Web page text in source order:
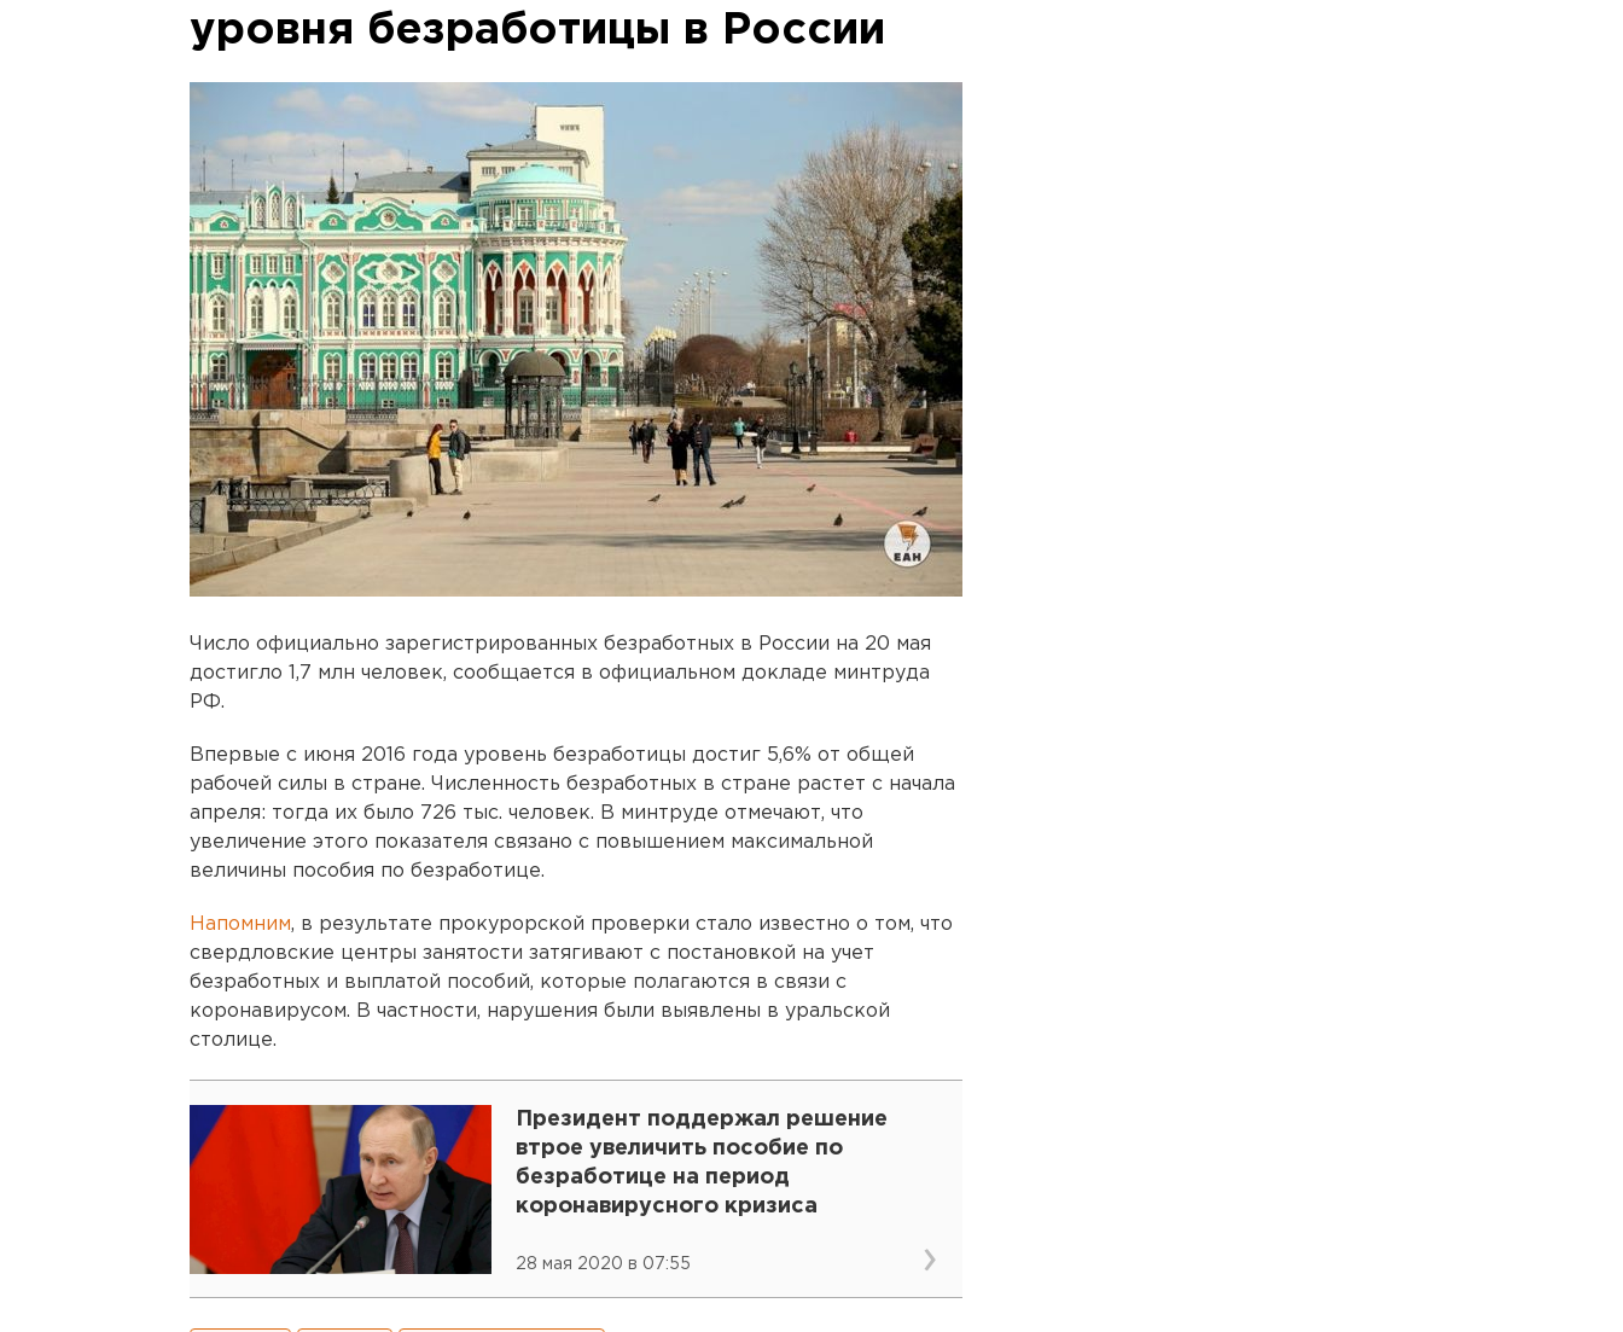
уровня безработицы в России
Число официально зарегистрированных безработных в России на 20 мая
достигло 1,7 млн человек, сообщается в официальном докладе минтруда
РФ.
Впервые с июня 2016 года уровень безработицы достиг 5,6% от общей
рабочей силы в стране. Численность безработных в стране растет с начала
апреля: тогда их было 726 тыс. человек. В минтруде отмечают, что
увеличение этого показателя связано с повышением максимальной
величины пособия по безработице.
Напомним, в результате прокурорской проверки стало известно о том, что
свердловские центры занятости затягивают с постановкой на учет
безработных и выплатой пособий, которые полагаются в связи с
коронавирусом. В частности, нарушения были выявлены в уральской
столице.
Президент поддержал решение
втрое увеличить пособие по
безработице на период
коронавирусного кризиса
28 мая 2020 в 07:55